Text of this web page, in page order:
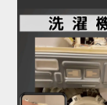
展してしまい
ベルトが切
の詰め込み
く、その分